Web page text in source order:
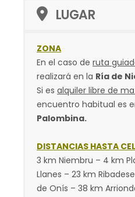
LUGAR
ZONA
En el caso de ruta
realizará en la Ría de
Si es alquiler libre de
encuentro habitual es
Palombina.
DISTANCIAS HASTA
3 km Niembru – 4 km
Llanes – 23 km
de Onís – 38 km